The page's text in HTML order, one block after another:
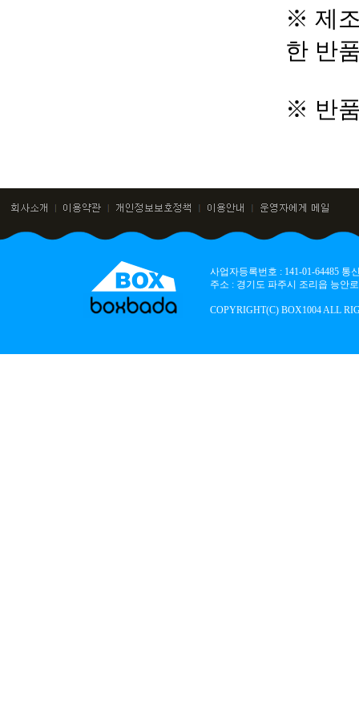
※ 제
한 반
※ 반
사업자등록번호 : 141-01-64485
주소 : 경기도 파주시 조리읍 능안
COPYRIGHT(C) BOX1004 ALL